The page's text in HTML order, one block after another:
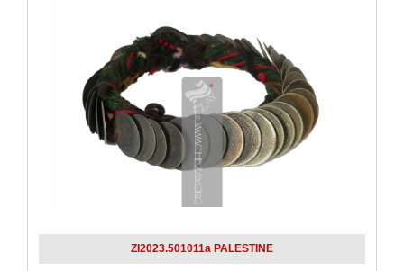
ZI2023.501011a PALESTINE